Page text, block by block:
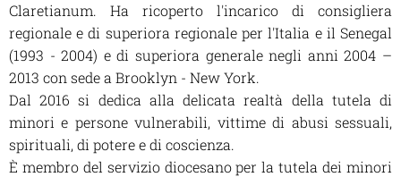
Claretianum. Ha ricoperto l'incarico di consigliera
regionale e di superiora regionale per l'Italia e il Senegal
(1993 - 2004) e di superiora generale negli anni 2004 –
2013 con sede a Brooklyn - New York.
Dal 2016 si dedica alla delicata realtà della tutela di
minori e persone vulnerabili, vittime di abusi sessuali,
spirituali, di potere e di coscienza.
È membro del servizio diocesano per la tutela dei minori